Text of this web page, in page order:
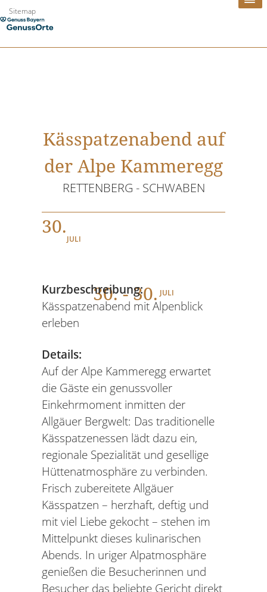
Zum
Inhalt
Sitemap
Kässpatzenabend auf
der Alpe Kammeregg
RETTENBERG - SCHWABEN
30.
JULI
30. - 30. JULI
Kurzbeschreibung:
Kässpatzenabend mit Alpenblick
erleben
Details:
Auf der Alpe Kammeregg erwartet
die Gäste ein genussvoller
Einkehrmoment inmitten der
Allgäuer Bergwelt: Das traditionelle
Kässpatzenessen lädt dazu ein,
regionale Spezialität und gesellige
Hüttenatmosphäre zu verbinden.
Frisch zubereitete Allgäuer
Kässpatzen – herzhaft, deftig und
mit viel Liebe gekocht – stehen im
Mittelpunkt dieses kulinarischen
Abends. In uriger Alpatmosphäre
genießen die Besucherinnen und
Besucher das beliebte Gericht direkt